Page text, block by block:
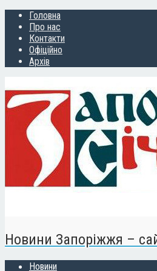
Головна
Про нас
Контакти
Офіційно
Архів
Новини Запоріжжя –
Новини